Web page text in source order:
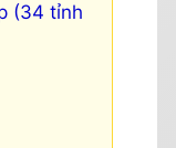
(34 tỉnh